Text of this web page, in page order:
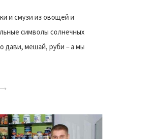
и смузи из овощей и
символы солнечных
дави, мешай, руби – а мы